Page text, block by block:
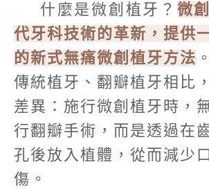
什麼是微創植牙？ 微
代牙科技術的革新，提供
的新式無痛微創植牙方法
傳統植牙、翻瓣植牙相比
差異：施行微創植牙時，
行翻瓣手術，而是透過在
孔後放入植體，從而減少
傷。